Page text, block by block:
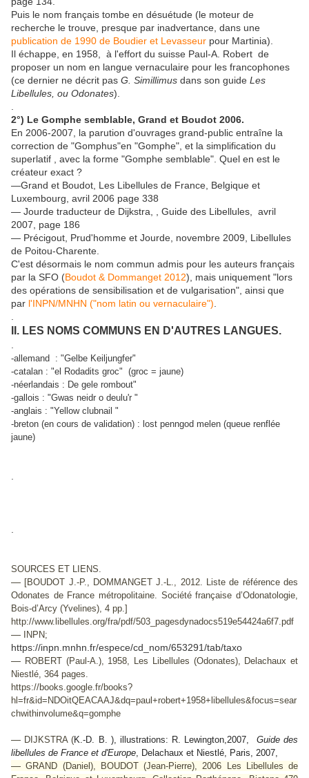
Puis le nom français tombe en désuétude (le moteur de
recherche le trouve, presque par inadvertance, dans une
publication de 1990 de Boudier et Levasseur pour Martinia).
Il échappe, en 1958, à l'effort du suisse Paul-A. Robert de
proposer un nom en langue vernaculaire pour les francophones
(ce dernier ne décrit pas G. Simillimus dans son guide Les
Libellules, ou Odonates).
2°) Le Gomphe semblable, Grand et Boudot 2006.
En 2006-2007, la parution d'ouvrages grand-public entraîne la
correction de "Gomphus"en "Gomphe", et la simplification du
superlatif , avec la forme "Gomphe semblable". Quel en est le
créateur exact ?
—Grand et Boudot, Les Libellules de France, Belgique et
Luxembourg, avril 2006 page 338
— Jourde traducteur de Dijkstra, , Guide des Libellules, avril
2007, page 186
— Précigout, Prud'homme et Jourde, novembre 2009, Libellules
de Poitou-Charente.
C'est désormais le nom commun admis pour les auteurs français
par la SFO (Boudot & Dommanget 2012), mais uniquement "lors
des opérations de sensibilisation et de vulgarisation", ainsi que
par l'INPN/MNHN ("nom latin ou vernaculaire")
II. LES NOMS COMMUNS EN D'AUTRES LANGUES.
-allemand : "Gelbe Keiljungfer"
-catalan : "el Rodadits groc" (groc = jaune)
-néerlandais : De gele rombout"
-gallois : "Gwas neidr o deulu'r "
-anglais : "Yellow clubnail "
-breton (en cours de validation) : lost penngod melen (queue renflée
jaune)
SOURCES ET LIENS.
— [BOUDOT J.-P., DOMMANGET J.-L., 2012. Liste de référence des
Odonates de France métropolitaine. Société française d’Odonatologie,
Bois-d’Arcy (Yvelines), 4 pp.]
http://www.libellules.org/fra/pdf/503_pagesdynadocs519e54424a6f7.pdf
— INPN;
https://inpn.mnhn.fr/espece/cd_nom/653291/tab/taxo
— ROBERT (Paul-A.), 1958, Les Libellules (Odonates), Delachaux et
Niestlé, 364 pages.
https://books.google.fr/books?
hl=fr&id=NDOitQEACAAJ&dq=paul+robert+1958+libellules&focus=sear
chwithinvolume&q=gomphe
— DIJKSTRA (K.-D. B. ), illustrations: R. Lewington,2007, Guide des
libellules de France et d'Europe, Delachaux et Niestlé, Paris, 2007,
—GRAND (Daniel), BOUDOT (Jean-Pierre), 2006 Les Libellules de